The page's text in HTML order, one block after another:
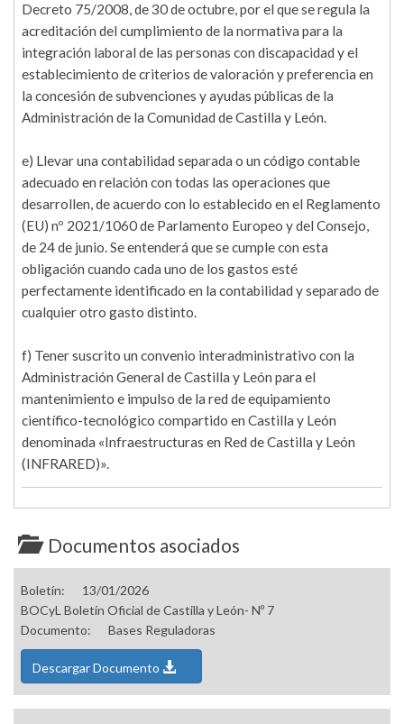
Decreto 75/2008, de 30 de octubre, por el que se regula la
acreditación del cumplimiento de la normativa para la
integración laboral de las personas con discapacidad y el
establecimiento de criterios de valoración y preferencia en
la concesión de subvenciones y ayudas públicas de la
Administración de la Comunidad de Castilla y León.
e) Llevar una contabilidad separada o un código contable
adecuado en relación con todas las operaciones que
desarrollen, de acuerdo con lo establecido en el Reglamento
(EU) nº 2021/1060 de Parlamento Europeo y del Consejo,
de 24 de junio. Se entenderá que se cumple con esta
obligación cuando cada uno de los gastos esté
perfectamente identificado en la contabilidad y separado de
cualquier otro gasto distinto.
f) Tener suscrito un convenio interadministrativo con la
Administración General de Castilla y León para el
mantenimiento e impulso de la red de equipamiento
científico-tecnológico compartido en Castilla y León
denominada «Infraestructuras en Red de Castilla y León
(INFRARED)».
Documentos asociados
Boletín:
13/01/2026
BOCyL Boletín Oficial de Castilla y León- Nº 7
Documento:
Bases Reguladoras
Descargar Documento